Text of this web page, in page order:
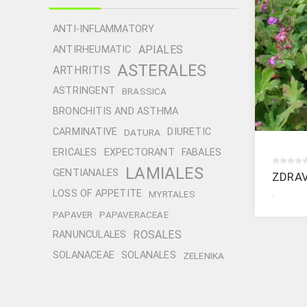
.
ANTI-INFLAMMATORY
ANTIRHEUMATIC
APIALES
ARTHRITIS ASTERALES
ASTRINGENT BRASSICA
BRONCHITIS AND ASTHMA
CARMINATIVE
DATURA
DIURETIC
ERICALES
EXPECTORANT
FABALES
GENTIANALES
LAMIALES
LOSS OF APPETITE
MYRTALES
PAPAVER
PAPAVERACEAE
RANUNCULALES ROSALES
SOLANACEAE SOLANALES ZELENIKA